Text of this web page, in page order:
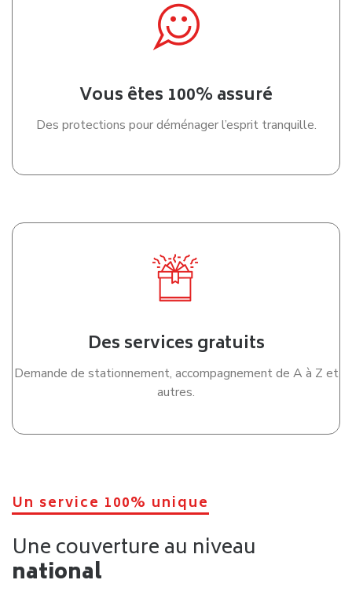
Vous êtes 100% assuré
Des protections pour déménager l’esprit tranquille.
Des services gratuits
Demande de stationnement, accompagnement de A à Z et
autres.
Un service 100% unique
Une couverture au niveau
national